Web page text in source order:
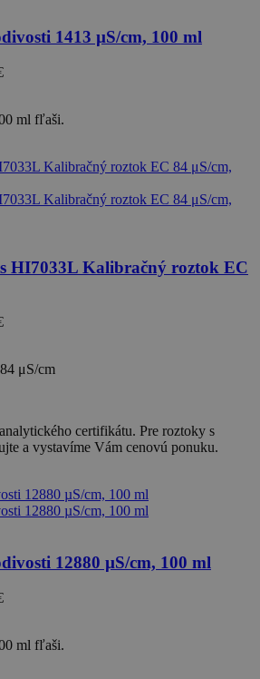
1413 µS/cm, 100 ml
ml fľaši.
HI7033L Kalibračný roztok EC
μS/cm
certifikátu. Pre roztoky s
a vystavíme Vám cenovú ponuku.
12880 µS/cm, 100 ml
ml fľaši.